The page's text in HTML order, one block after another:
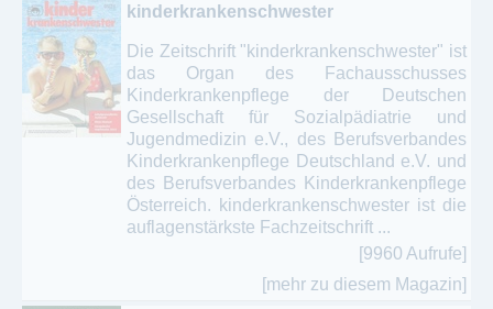
kinderkrankenschwester
Die Zeitschrift "kinderkrankenschwester" ist
das Organ des Fachausschusses
Kinderkrankenpflege der Deutschen
Gesellschaft für Sozialpädiatrie und
Jugendmedizin e.V., des Berufsverbandes
Kinderkrankenpflege Deutschland e.V. und
des Berufsverbandes Kinderkrankenpflege
Österreich. kinderkrankenschwester ist die
auflagenstärkste Fachzeitschrift ...
[9960 Aufrufe]
[mehr zu diesem Magazin]